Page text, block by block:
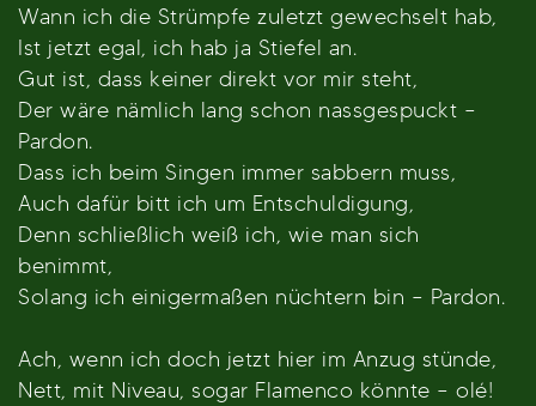
Wann ich die Strümpfe zuletzt gewechselt hab,
Ist jetzt egal, ich hab ja Stiefel an.
Gut ist, dass keiner direkt vor mir steht,
Der wäre nämlich lang schon nassgespuckt –
Pardon.
Dass ich beim Singen immer sabbern muss,
Auch dafür bitt ich um Entschuldigung,
Denn schließlich weiß ich, wie man sich
benimmt,
Solang ich einigermaßen nüchtern bin – Pardon.
Ach, wenn ich doch jetzt hier im Anzug stünde,
Nett, mit Niveau, sogar Flamenco könnte – olé!